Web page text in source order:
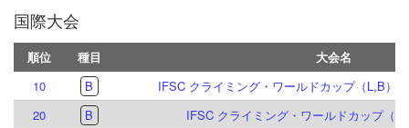
国際大会
順位 種目
大会名
10
B
IFSC クライミング・ワールドカップ（L,B）
20
B
IFSC クライミング・ワールドカップ（B